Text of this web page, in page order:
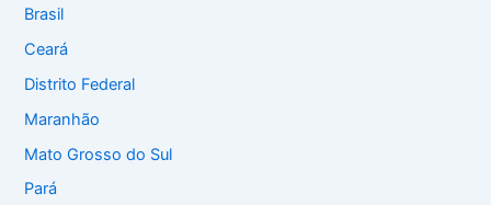
Brasil
Ceará
Distrito Federal
Maranhão
Mato Grosso do Sul
Pará